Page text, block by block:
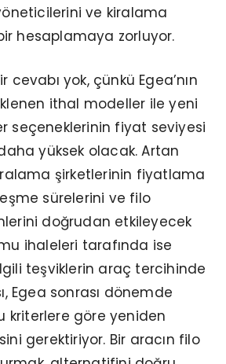
ve kiralama
hesaplamaya zorluyor.
cevabı yok, çünkü Egea’nın
ithal modeller ile yeni
seçeneklerinin fiyat seviyesi
yüksek olacak. Artan
şirketlerinin fiyatlama
sürelerini ve filo
doğrudan etkileyecek
ihaleleri tarafında ise
teşviklerin araç tercihinde
Egea sonrası dönemde
kriterlere göre yeniden
gerektiriyor. Bir aracın filo